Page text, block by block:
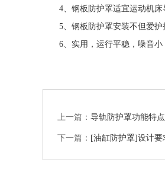
4、钢板防护罩适宜运动机床
5、钢板防护罩安装不但爱
6、实用，运行平稳，噪音小
上一篇： 导轨防护罩功能特
下一篇： [油缸防护罩]设计要